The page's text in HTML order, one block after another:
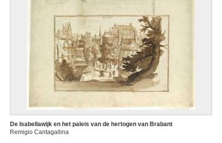
De Isabellawijk en het paleis van de hertogen van Brabant
Remigio Cantagallina